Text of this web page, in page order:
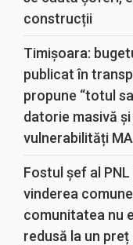
construcții
Timișoara:
publicat în
propune “totul
datorie masivă
vulnerabilități
Fostul șef al
vinderea
comunitatea nu
redusă la un